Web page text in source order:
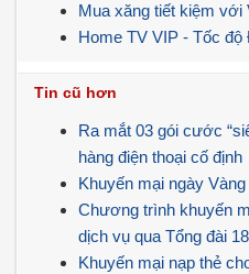
Mua xăng tiết kiệm với
Home TV VIP - Tốc
Tin cũ hơn
Ra mắt 03 gói cước
hàng điện thoại cố định
Khuyến mại ngày
Chương trình khuyến
dịch vụ qua Tổng đài
Khuyến mại nạp thẻ